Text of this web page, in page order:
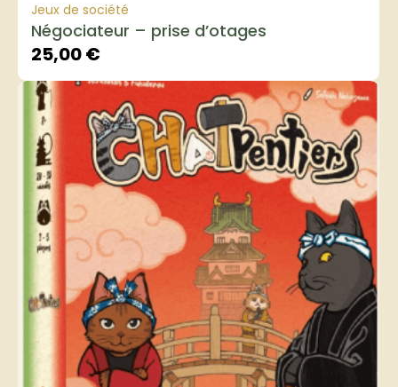
Jeux de société
Négociateur – prise d’otages
25,00€